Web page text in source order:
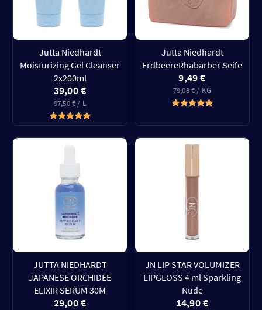
Jutta Niedhardt
Moisturizing Gel Cleanser
2x200ml
39,00 €
97,50 € / L
Jutta Niedhardt
ErdbeereRhabarber Seife
9,49 €
79,08 € / KG
JUTTA NIEDHARDT
JAPANESE ORCHIDEE
ELIXIR SERUM 30M
29,00 €
JN LIP STAR VOLUMIZER
LIPGLOSS 4 ml Sparkling
Nude
14,90 €